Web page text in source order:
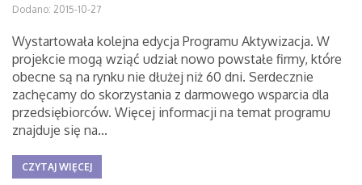
Dodano: 2015-10-27
Wystartowała kolejna edycja Programu Aktywizacja. W
projekcie mogą wziąć udział nowo powstałe firmy, które
obecne są na rynku nie dłużej niż 60 dni. Serdecznie
zachęcamy do skorzystania z darmowego wsparcia dla
przedsiębiorców. Więcej informacji na temat programu
znajduje się na...
CZYTAJ WIĘCEJ